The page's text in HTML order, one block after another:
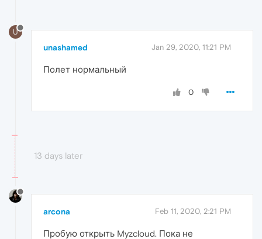
U
unashamed Jan 29, 2020, 11:21 PM
Полет нормальный
0
13 days later
arcona Feb 11, 2020, 2:21 PM
Пробую открыть Myzcloud. Пока не